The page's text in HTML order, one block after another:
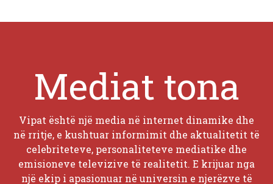
Mediat tona
Vipat është një media në internet dinamike dhe
në rritje, e kushtuar informimit dhe aktualitetit të
celebriteteve, personaliteteve mediatike dhe
emisioneve televizive të realitetit. E krijuar nga
një ekip i apasionuar në universin e njerëzve të